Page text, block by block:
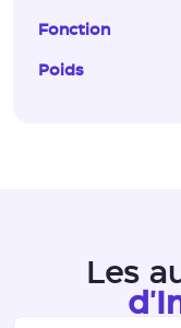
Fonction
Poids
Les